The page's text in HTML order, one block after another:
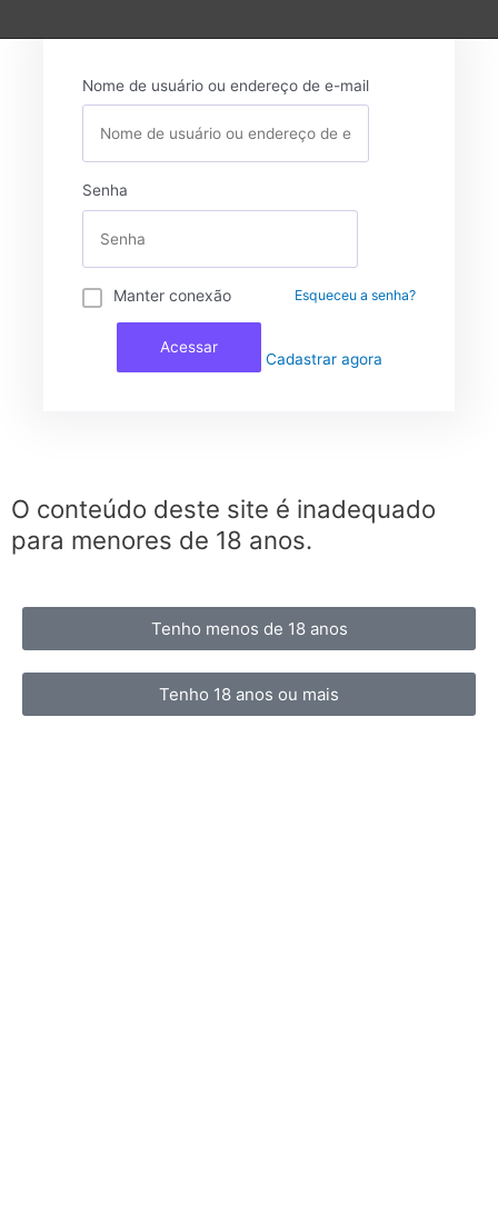
Nome de usuário ou endereço de e-mail
Senha
Manter conexão Esqueceu a senha?
Acessar
Cadastrar agora
O conteúdo deste site é inadequado
para menores de 18 anos.
Tenho menos de 18 anos
Tenho 18 anos ou mais